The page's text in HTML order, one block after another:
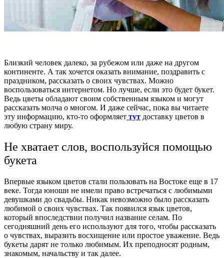
Близкий человек далеко, за рубежом или даже на другом
континенте. А так хочется оказать внимание, поздравить с
праздником, рассказать о своих чувствах. Можно
воспользоваться интернетом. Но лучше, если это будет букет.
Ведь цветы обладают своим собственным языком и могут
рассказать молча о многом. И даже сейчас, пока вы читаете
эту информацию, кто-то оформляет тут доставку цветов в
любую страну миру.
Не хватает слов, воспользуйся помощью
букета
Впервые языком цветов стали пользовать на Востоке еще в 17
веке. Тогда юноши не имели право встречаться с любимыми
девушками до свадьбы. Никак невозможно было рассказать
любимой о своих чувствах. Так появился язык цветов,
который впоследствии получил название селам. По
сегодняшний день его используют для того, чтобы рассказать
о чувствах, выразить восхищение или простое уважение. Ведь
букеты дарят не только любимым. Их преподносят родным,
знакомым, начальству и так далее.